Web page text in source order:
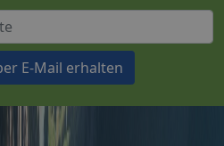
E-Mail erhalten